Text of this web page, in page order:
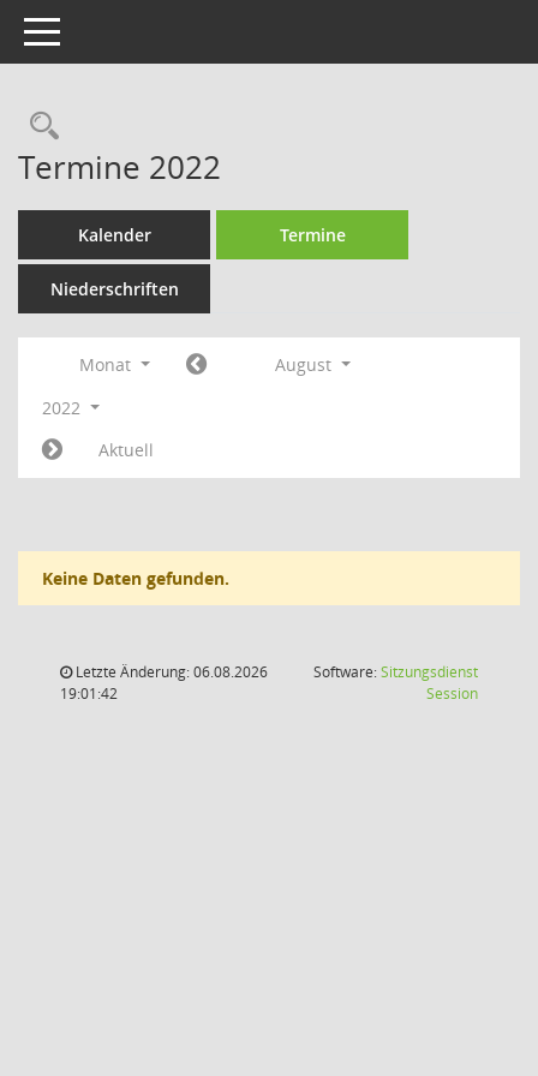
Toggle navigation
Rechercheauswahl
Termine 2022
Kalender Termine
Niederschriften
Monat
August
2022
Aktuell
Keine Daten gefunden.
Letzte Änderung: 06.08.2026
19:01:42
Software:Sitzungsdienst
Session(Wird in